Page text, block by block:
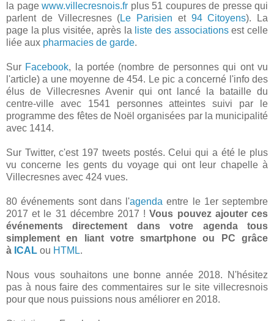
la page www.villecresnois.fr plus 51 coupures de presse qui
parlent de Villecresnes (Le Parisien et 94 Citoyens). La
page la plus visitée, après la liste des associationsest celle
liée aux pharmacies de garde.
Sur Facebook, la portée (nombre de personnes qui ont vu
l'article) a une moyenne de 454. Le pic a concerné l'info des
élus de Villecresnes Avenir qui ont lancé la bataille du
centre-ville avec 1541 personnes atteintes suivi par le
programme des fêtes de Noël organisées par la municipalité
avec 1414.
Sur Twitter, c'est 197 tweets postés. Celui qui a été le plus
vu concerne les gents du voyage qui ont leur chapelle à
Villecresnes avec 424 vues.
80 événements sont dans l'agenda entre le 1er septembre
2017 et le 31 décembre 2017 !Vous pouvez ajouter ces
événements directement dans votre agenda tous
simplement en liant votre smartphone ou PC grâce
à ICAL ou HTML.
Nous vous souhaitons une bonne année 2018. N'hésitez
pas à nous faire des commentaires sur le site villecresnois
pour que nous puissions nous améliorer en 2018.